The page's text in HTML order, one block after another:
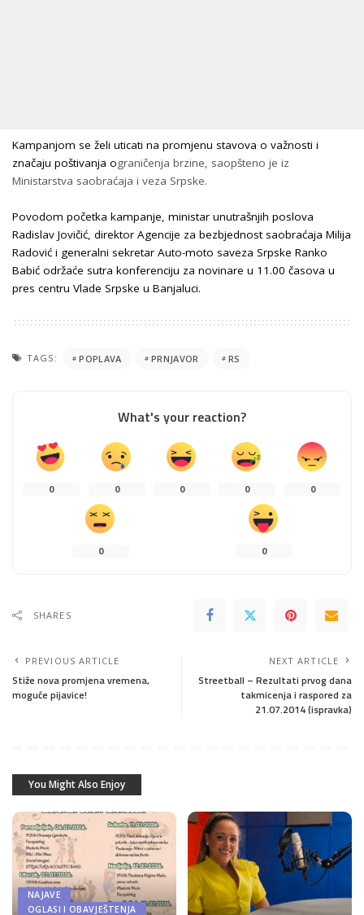
Kampanjom se želi uticati na promjenu stavova o važnosti i
značaju poštivanja ograničenja brzine, saopšteno je iz
Ministarstva saobraćaja i veza Srpske.
Povodom početka kampanje, ministar unutrašnjih poslova
Radislav Jovičić, direktor Agencije za bezbjednost saobraćaja Milija
Radović i generalni sekretar Auto-moto saveza Srpske Ranko
Babić održaće sutra konferenciju za novinare u 11.00 časova u
pres centru Vlade Srpske u Banjaluci.
TAGS: POPLAVA PRNJAVOR RS
What's your reaction?
0 0 0 0 0
0 0
SHARES
PREVIOUS ARTICLE
Stiže nova promjena vremena,
moguće pijavice!
NEXT ARTICLE
Streetball – Rezultati prvog dana
takmicenja i raspored za
21.07.2014 (ispravka)
You Might Also Enjoy
NAJAVE
OGLASI I OBAVJEŠTENJA